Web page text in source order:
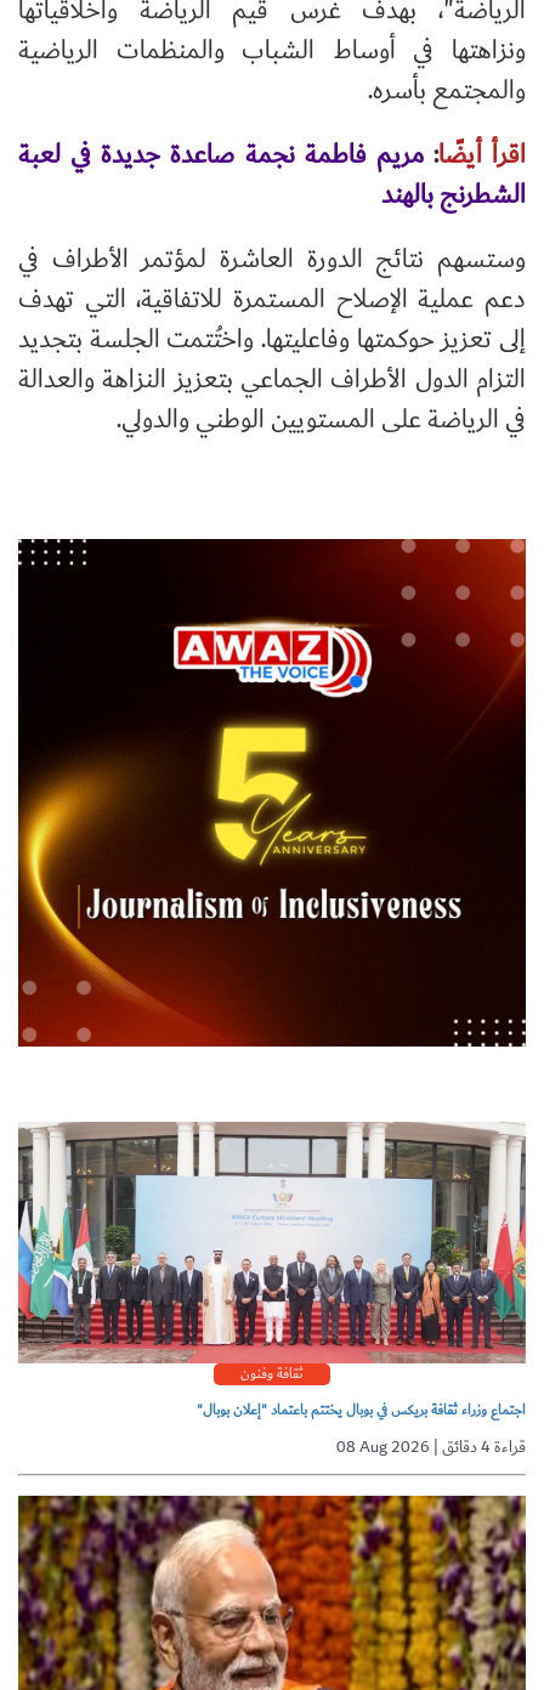
ثقافة وفنون
اجتماع وزراء ثقافة بريكس في بوبال يختتم باعتماد "إعلان بوبال"
08 Aug 2026 | قراءة 4 دقائق
الرياضة"، بهدف غرس قيم الرياضة وأخلاقياتها
ونزاهتها في أوساط الشباب والمنظمات الرياضية
والمجتمع بأسره.
اقرأ أيضًا:مريم فاطمة نجمة صاعدة جديدة في لعبة
الشطرنج بالهند
وستسهم نتائج الدورة العاشرة لمؤتمر الأطراف في
دعم عملية الإصلاح المستمرة للاتفاقية، التي تهدف
إلى تعزيز حوكمتها وفاعليتها. واختُتمت الجلسة بتجديد
التزام الدول الأطراف الجماعي بتعزيز النزاهة والعدالة
في الرياضة على المستويين الوطني والدولي.